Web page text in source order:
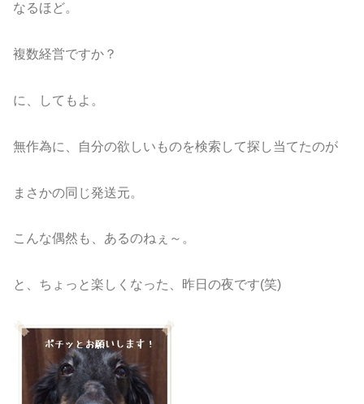
なるほど。
複数経営ですか？
に、してもよ。
無作為に、自分の欲しいものを検索して探し当てたのが
まさかの同じ発送元。
こんな偶然も、あるのねぇ～。
と、ちょっと楽しくなった、昨日の夜です(笑)